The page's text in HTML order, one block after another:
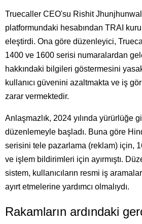
Truecaller CEO'su Rishit
platformundaki hesabından TRAI
eleştirdi. Ona göre düzenleyici,
1400 ve 1600 serisi numaralardan
hakkındaki bilgileri göstermesini
kullanıcı güvenini azaltmakta ve iş
zarar vermektedir.
Anlaşmazlık, 2024 yılında yürürlüğe
düzenlemeyle başladı. Buna göre
serisini tele pazarlama (reklam) için,
ve işlem bildirimleri için ayırmıştı.
sistem, kullanıcıların resmi iş
ayırt etmelerine yardımcı olmalıydı.
Rakamların ardındaki